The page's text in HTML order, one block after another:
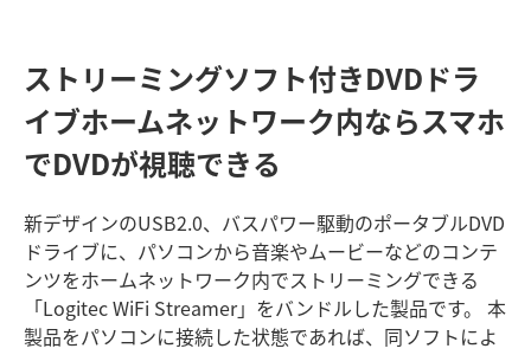
ストリーミングソフト付きDVDドラ
イブホームネットワーク内ならスマホ
でDVDが視聴できる
新デザインのUSB2.0、バスパワー駆動のポータブルDVD
ドライブに、パソコンから音楽やムービーなどのコンテ
ンツをホームネットワーク内でストリーミングできる
「Logitec WiFi Streamer」をバンドルした製品です。 本
製品をパソコンに接続した状態であれば、同ソフトによ